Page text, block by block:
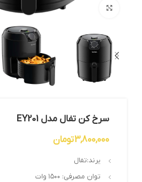
بزرگنمایی تصویر
سرخ کن تفال مدل EY201
3,800,000تومان
یرند:تفال
توان مصرفی: ۱۵۰۰ وات